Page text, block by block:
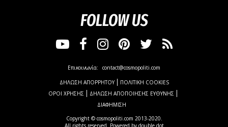
FOLLOW US
Copyright © cosmopoliti.com 2013-2020.
All rights reserved. Powered by double dot
Επικοινωνία: contact@cosmopoliti.com
ΔΗΛΩΣΗ ΑΠΟΡΡΗΤΟΥ
ΠΟΛΙΤΙΚΗ COOKIES
ΟΡΟΙ ΧΡΗΣΗΣ
ΔΗΛΩΣΗ ΑΠΟΠΟΙΗΣΗΣ ΕΥΘΥΝΗΣ
ΔΙΑΦΗΜΙΣΗ